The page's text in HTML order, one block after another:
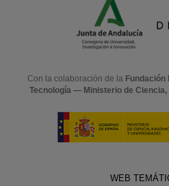
Con la colaboración de la Fundación
Tecnología — Ministerio de
WEB